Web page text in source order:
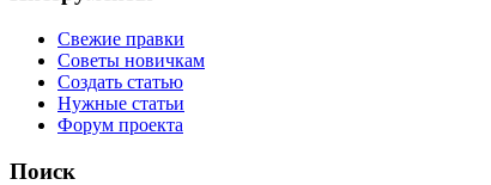
Свежие правки
Советы новичкам
Создать статью
Нужные статьи
Форум проекта
Поиск